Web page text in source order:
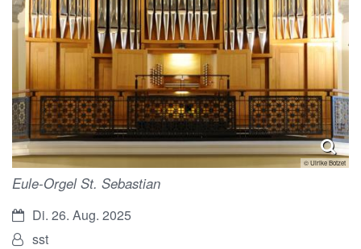
© Ulrike Botzet
Eule-Orgel St. Sebastian
Datum:Di. 26. Aug. 2025
Von:sst